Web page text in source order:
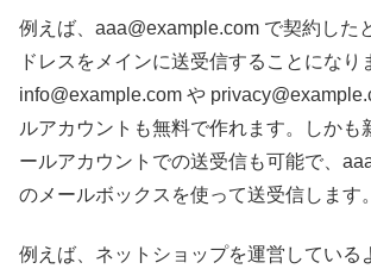
例えば、aaa@example.com で契約した
ドレスをメインに送受信することになり
info@example.com や
ルアカウントも無料で作れます。しかも
ールアカウントでの送受信も可能で、
のメールボックスを使って送受信します。
例えば、ネットショップを運営している